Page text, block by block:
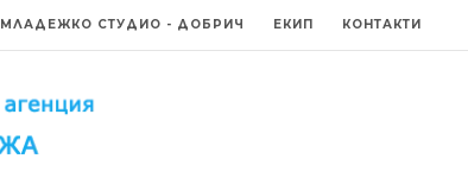
МЛАДЕЖКО СТУДИО - ДОБРИЧ ЕКИП КОНТАКТИ